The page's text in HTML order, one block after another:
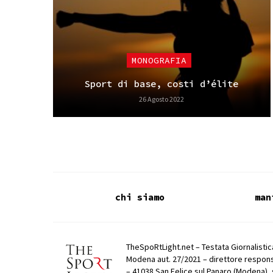
MONOGRAFIA
Sport di base, costi d’élite
26 Agosto 2022
chi siamo
TheSpoRtLight.net – Testata
Modena aut. 27/2021 – direttore